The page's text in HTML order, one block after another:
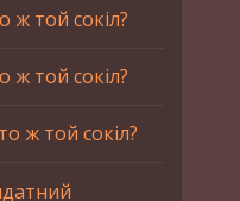
ж той сокіл?
ж той сокіл?
ж той сокіл?